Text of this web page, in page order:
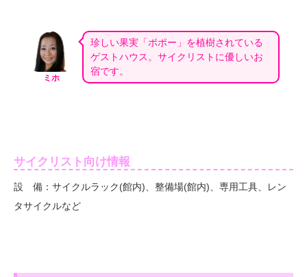
ミホ
珍しい果実「ポポー」を植樹されている
ゲストハウス。サイクリストに優しいお
宿です。
サイクリスト向け情報
設 備：サイクルラック(館内)、整備場(館内)、専用工具、レン
タサイクルなど